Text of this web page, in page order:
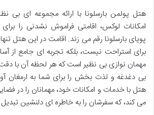
هتل پولمن بارسلونا با ارائه مجموعه ای بی
امکانات لوکس، اقامتی فراموش نشدنی را
پویای بارسلونا رقم می زند. اقامت در این هتل
برای استراحت نیست، بلکه تجربه ای جامع از
مهمان نوازی بی نظیر است که هر لحظه آن با
بی دغدغه و لذت بخش را برای شما به ارمغان
هتل با خدمات و امکانات خود، مهمانان را در
می کند، که سفرشان را به خاطره ای دلنشین